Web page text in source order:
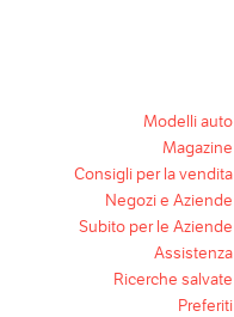
Modelli auto
Magazine
Consigli per la vendita
Negozi e Aziende
Subito per le Aziende
Assistenza
Ricerche salvate
Preferiti